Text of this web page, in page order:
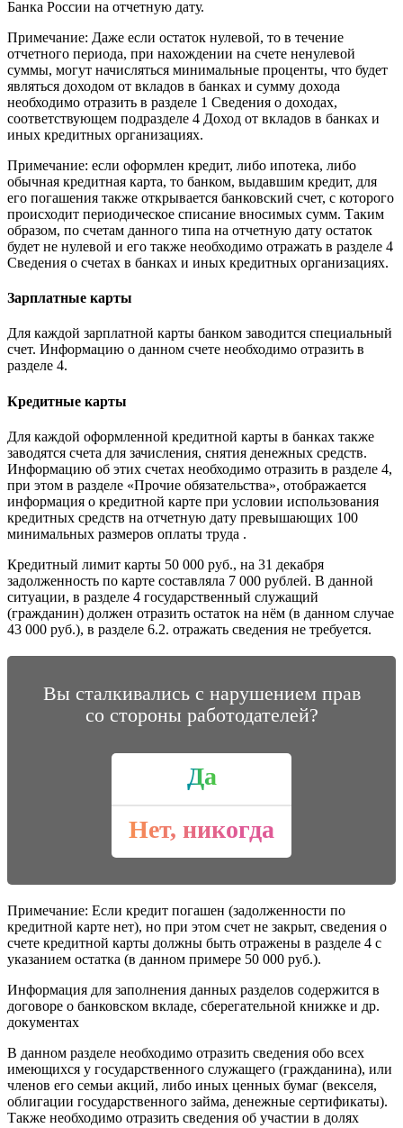
Банка России на отчетную дату.
Примечание: Даже если остаток нулевой, то в течение
отчетного периода, при нахождении на счете ненулевой
суммы, могут начисляться минимальные проценты, что будет
являться доходом от вкладов в банках и сумму дохода
необходимо отразить в разделе 1 Сведения о доходах,
соответствующем подразделе 4 Доход от вкладов в банках и
иных кредитных организациях.
Примечание: если оформлен кредит, либо ипотека, либо
обычная кредитная карта, то банком, выдавшим кредит, для
его погашения также открывается банковский счет, с которого
происходит периодическое списание вносимых сумм. Таким
образом, по счетам данного типа на отчетную дату остаток
будет не нулевой и его также необходимо отражать в разделе 4
Сведения о счетах в банках и иных кредитных организациях.
Зарплатные карты
Для каждой зарплатной карты банком заводится специальный
счет. Информацию о данном счете необходимо отразить в
разделе 4.
Кредитные карты
Для каждой оформленной кредитной карты в банках также
заводятся счета для зачисления, снятия денежных средств.
Информацию об этих счетах необходимо отразить в разделе 4,
при этом в разделе «Прочие обязательства», отображается
информация о кредитной карте при условии использования
кредитных средств на отчетную дату превышающих 100
минимальных размеров оплаты труда .
Кредитный лимит карты 50 000 руб., на 31 декабря
задолженность по карте составляла 7 000 рублей. В данной
ситуации, в разделе 4 государственный служащий
(гражданин) должен отразить остаток на нём (в данном случае
43 000 руб.), в разделе 6.2. отражать сведения не требуется.
Вы сталкивались с нарушением прав
со стороны работодателей?
Да
Нет, никогда
Примечание: Если кредит погашен (задолженности по
кредитной карте нет), но при этом счет не закрыт, сведения о
счете кредитной карты должны быть отражены в разделе 4 с
указанием остатка (в данном примере 50 000 руб.).
Информация для заполнения данных разделов содержится в
договоре о банковском вкладе, сберегательной книжке и др.
документах
В данном разделе необходимо отразить сведения обо всех
имеющихся у государственного служащего (гражданина), или
членов его семьи акций, либо иных ценных бумаг (векселя,
облигации государственного займа, денежные сертификаты).
Также необходимо отразить сведения об участии в долях